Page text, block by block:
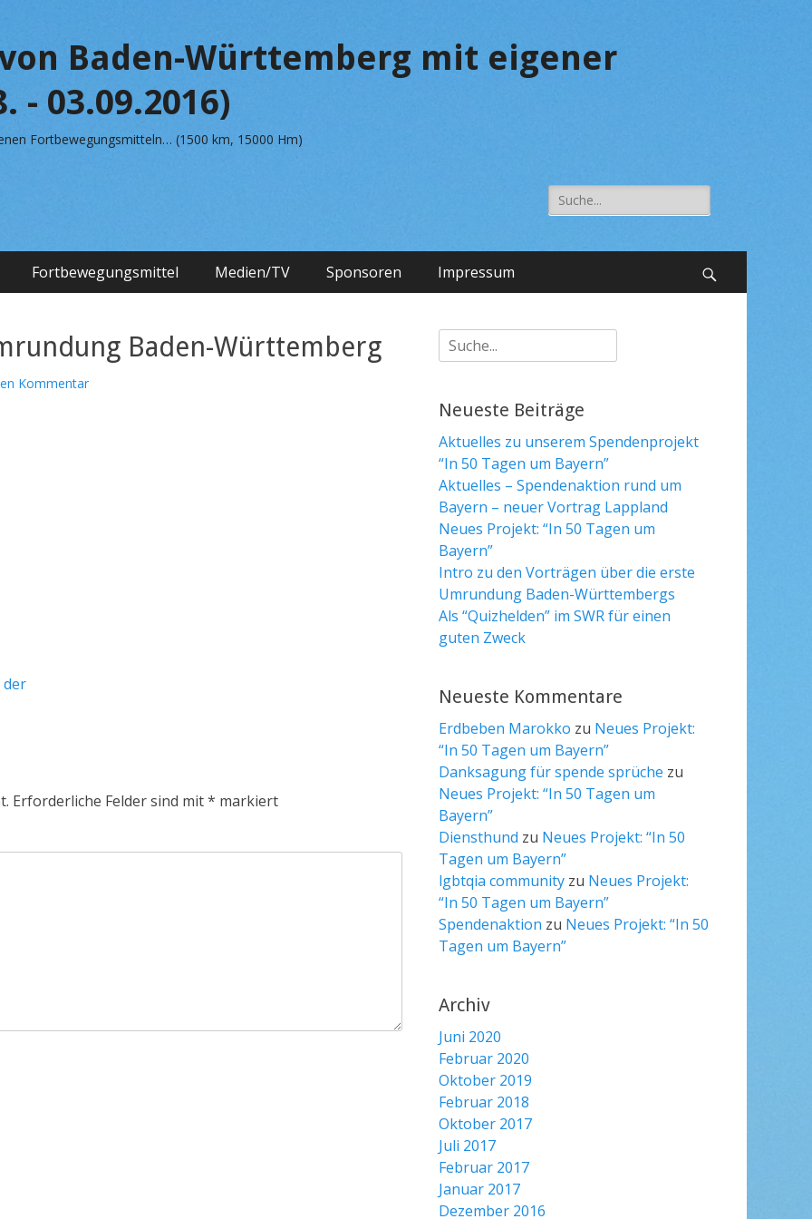
Baden-Württemberg mit eigener
- 03.09.2016)
Fortbewegungsmitteln… (1500 km, 15000 Hm)
Suche
nach:
Fortbewegungsmittel Medien/TV Sponsoren Impressum
Baden-Württemberg
Kommentar
der
Erforderliche Felder sind mit* markiert
Suche
nach:
Neueste Beiträge
Aktuelles zu unserem Spendenprojekt
“In 50 Tagen um Bayern”
Aktuelles – Spendenaktion rund um
Bayern – neuer Vortrag Lappland
Neues Projekt: “In 50 Tagen um
Bayern”
Intro zu den Vorträgen über die erste
Umrundung Baden-Württembergs
Als “Quizhelden” im SWR für einen
guten Zweck
Neueste Kommentare
Erdbeben Marokko zu Neues Projekt:
“In 50 Tagen um Bayern”
Danksagung für spende sprüche zu
Neues Projekt: “In 50 Tagen um
Bayern”
Diensthund zu Neues Projekt: “In 50
Tagen um Bayern”
lgbtqia community zu Neues Projekt:
“In 50 Tagen um Bayern”
Spendenaktion zu Neues Projekt: “In 50
Tagen um Bayern”
Archiv
Juni 2020
Februar 2020
Oktober 2019
Februar 2018
Oktober 2017
Juli 2017
Februar 2017
Januar 2017
Dezember 2016